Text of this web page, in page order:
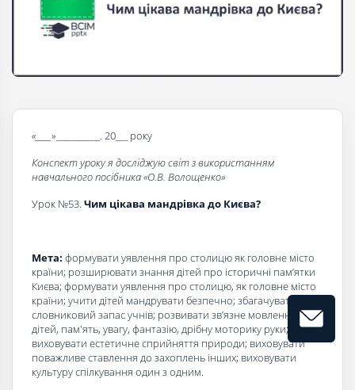
«____ »___________. 20___ року
Конспект уроку я досліджую світ з використанням
навчального посібника «О.В. Волощенко»
Урок №53. Чим цікава мандрівка до Києва?
Мета: формувати уявлення про столицю як головне місто
країни; розширювати знання дітей про історичні пам’ятки
Києва; формувати уявлення про столицю, як головне місто
країни; учити дітей мандрувати безпечно; збагачувати
словниковий запас учнів; розвивати зв’язне мовлення
дітей, пам'ять, увагу, фантазію, дрібну моторику руки;
виховувати естетичне сприйняття природи; виховувати
поважливе ставлення до захоплень інших; виховувати
культуру спілкування один з одним.